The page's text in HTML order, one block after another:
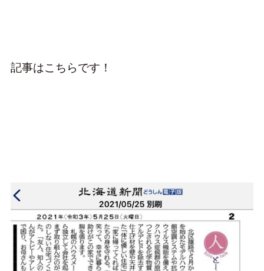
記事はこちらです！